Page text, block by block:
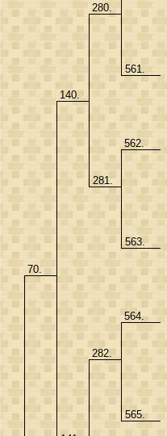
70.
140.
280.
561.
281.
562.
563.
282.
564.
565.